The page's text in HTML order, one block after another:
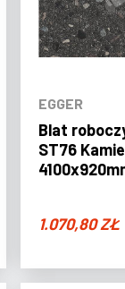
EGGER
Blat
ST76
1.070,80ZŁ